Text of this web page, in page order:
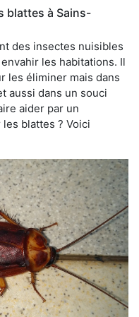
blattes à Sains-
des insectes nuisibles
les habitations. Il
les éliminer mais dans
aussi dans un souci
aider par un
blattes ? Voici